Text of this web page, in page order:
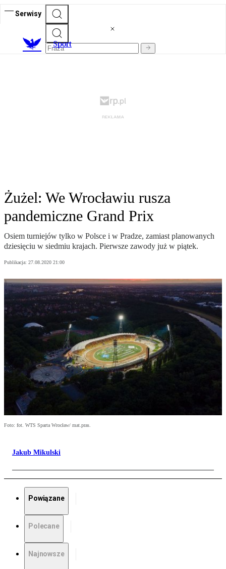
Serwisy
Sport
Żużel: We Wrocławiu rusza
pandemiczne Grand Prix
Osiem turniejów tylko w Polsce i w Pradze, zamiast planowanych
dziesięciu w siedmiu krajach. Pierwsze zawody już w piątek.
Publikacja: 27.08.2020 21:00
Foto: fot. WTS Sparta Wrocław/ mat.pras.
Jakub Mikulski
Powiązane
Polecane
Najnowsze